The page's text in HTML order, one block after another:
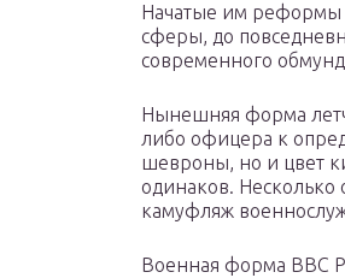
Начатые им реформы
сферы, до
современного
Нынешняя форма
либо офицера к
шевроны, но и цвет
одинаков. Несколько
камуфляж
Военная форма ВВС